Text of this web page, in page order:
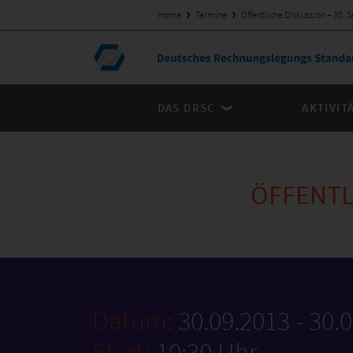
Home Termine Öffentliche Diskussion – 30.
DAS DRSC
Datum: 30.09.2013 -